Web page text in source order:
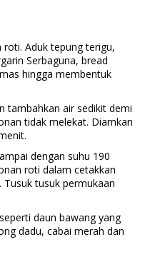
Aduk tepung terigu,
Serbaguna, bread
hingga membentuk
tambahkan air sedikit demi
tidak melekat. Diamkan
dengan suhu 190
roti dalam cetakkan
tusuk permukaan
daun bawang yang
dadu, cabai merah dan